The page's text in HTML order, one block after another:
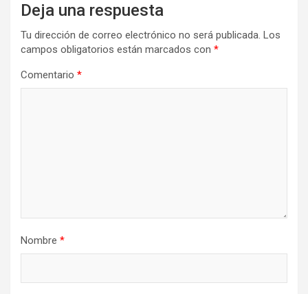
Deja una respuesta
Tu dirección de correo electrónico no será publicada. Los
campos obligatorios están marcados con *
Comentario *
Nombre *